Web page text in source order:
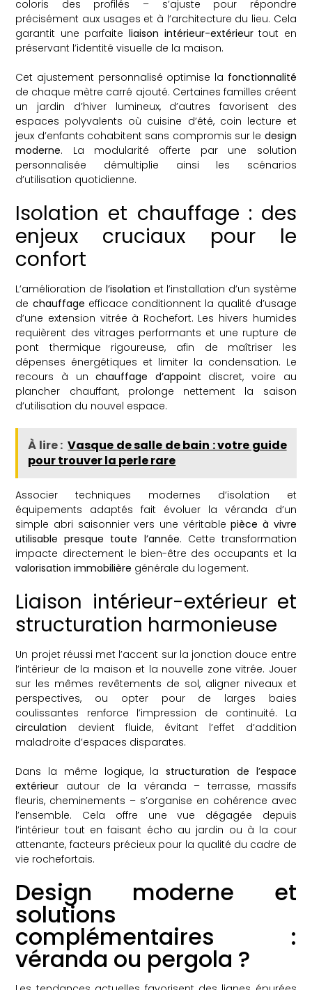
coloris des profilés – s’ajuste pour répondre
précisément aux usages et à l’architecture du lieu. Cela
garantit une parfaite liaison intérieur-extérieurtout en
préservant l’identité visuelle de la maison.
Cet ajustement personnalisé optimise la fonctionnalité
de chaque mètre carré ajouté. Certaines familles créent
un jardin d’hiver lumineux, d’autres favorisent des
espaces polyvalents où cuisine d’été, coin lecture et
jeux d’enfants cohabitent sans compromis sur le design
moderne. La modularité offerte par une solution
personnalisée démultiplie ainsi les scénarios
d’utilisation quotidienne.
Isolation et chauffage : des
enjeux cruciaux pour le
confort
L’amélioration de l’isolation et l’installation d’un système
de chauffage efficace conditionnent la qualité d’usage
d’une extension vitrée à Rochefort. Les hivers humides
requièrent des vitrages performants et une rupture de
pont thermique rigoureuse, afin de maîtriser les
dépenses énergétiques et limiter la condensation. Le
recours à unchauffage d’appoint discret, voire au
plancher chauffant, prolonge nettement la saison
d’utilisation du nouvel espace.
À lire : Vasque de salle de bain : votre guide
pour trouver la perle rare
Associer techniques modernes d’isolation et
équipements adaptés fait évoluer la véranda d’un
simple abri saisonnier vers une véritablepièce à vivre
utilisable presque toute l’année. Cette transformation
impacte directement le bien-être des occupants et la
valorisation immobilière générale du logement.
Liaison intérieur-extérieur et
structuration harmonieuse
Un projet réussi met l’accent sur la jonction douce entre
l’intérieur de la maison et la nouvelle zone vitrée. Jouer
sur les mêmes revêtements de sol, aligner niveaux et
perspectives, ou opter pour de larges baies
coulissantes renforce l’impression de continuité. La
circulation devient fluide, évitant l’effet d’addition
maladroite d’espaces disparates.
Dans la même logique, lastructuration de l’espace
extérieur autour de la véranda – terrasse, massifs
fleuris, cheminements – s’organise en cohérence avec
l’ensemble. Cela offre une vue dégagée depuis
l’intérieur tout en faisant écho au jardin ou à la cour
attenante, facteurs précieux pour la qualité du cadre de
vie rochefortais.
Design moderne et
solutions
complémentaires :
véranda ou pergola ?